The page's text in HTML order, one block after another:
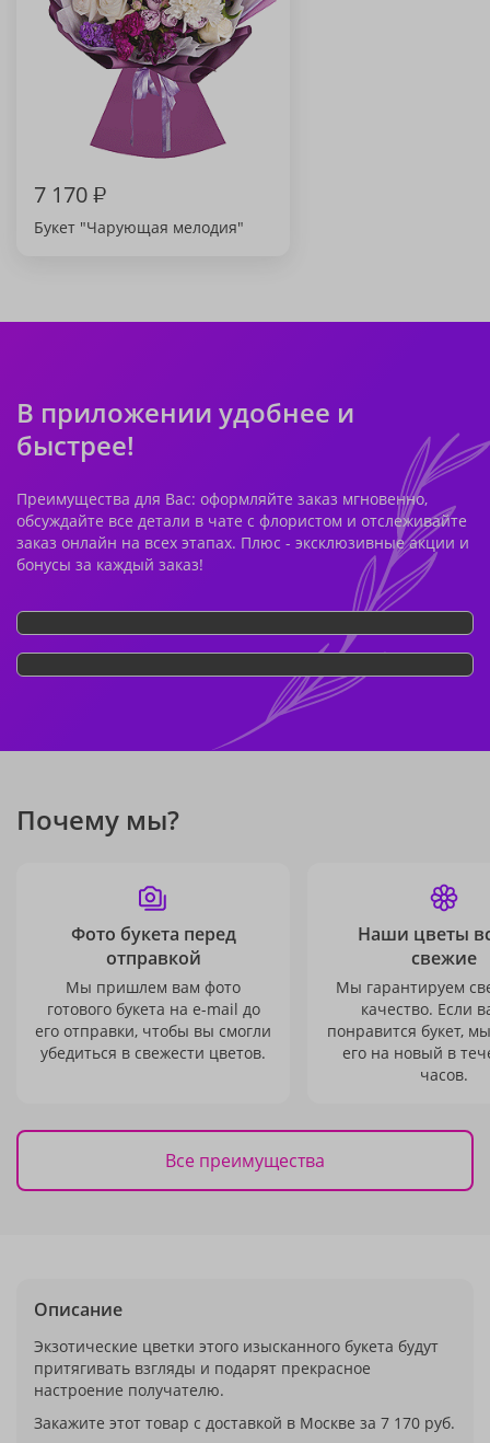
7 170₽
Букет "Чарующая мелодия"
В приложении удобнее и
быстрее!
Преимущества для Вас: оформляйте заказ мгновенно,
обсуждайте все детали в чате с флористом и отслеживайте
заказ онлайн на всех этапах. Плюс - эксклюзивные акции и
бонусы за каждый заказ!
Почему мы?
Фото букета перед
отправкой
Мы пришлем вам фото
готового букета на e-mail до
его отправки, чтобы вы смогли
убедиться в свежести цветов.
Наши цветы
свежие
Мы гарантируем
качество. Если
понравится букет,
его на новый в
часов.
Все преимущества
Описание
Экзотические цветки этого изысканного букета будут
притягивать взгляды и подарят прекрасное
настроение получателю.
Закажите этот товар с доставкой в Москве за 7 170 руб.